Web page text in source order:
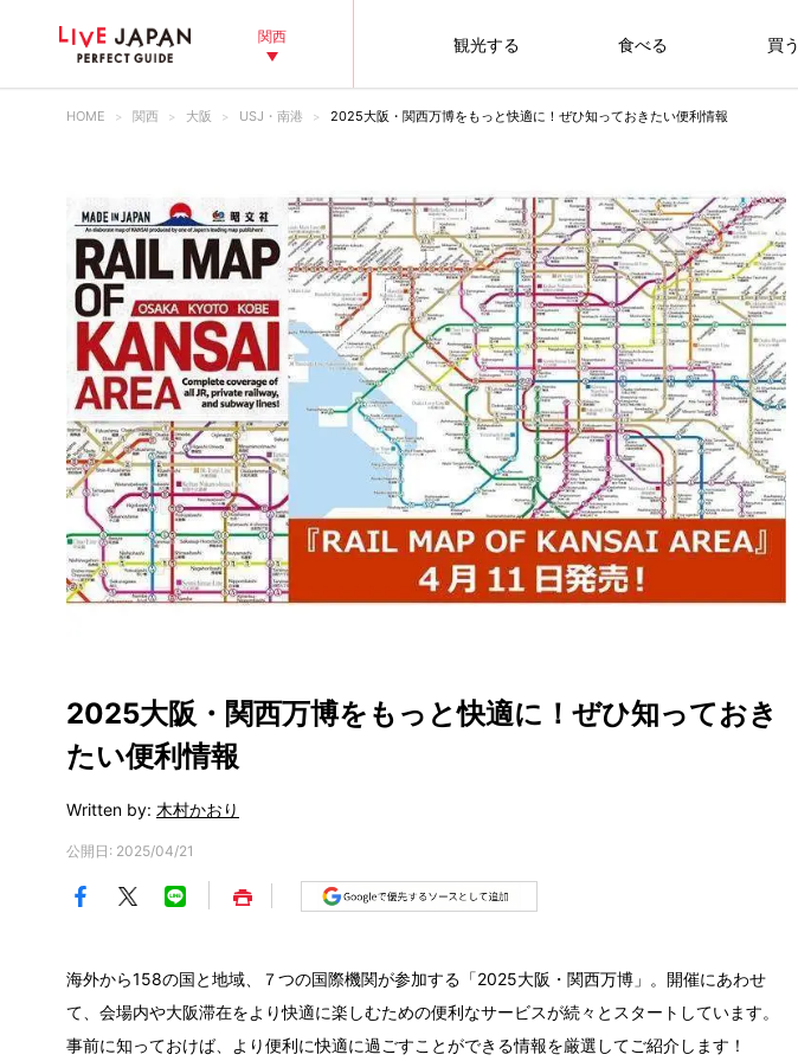
関西 観光する 食べる 買う
HOME 関西 大阪 USJ・南港 2025大阪・関西万博をもっと快適に！ぜひ知っておきたい便利情報
2025大阪・関西万博をもっと快適に！ぜひ知っておき
たい便利情報
Written by: 木村かおり
公開日: 2025/04/21
海外から158の国と地域、７つの国際機関が参加する「2025大阪・関西万博」。開催にあわせ
て、会場内や大阪滞在をより快適に楽しむための便利なサービスが続々とスタートしています。
事前に知っておけば、より便利に快適に過ごすことができる情報を厳選してご紹介します！